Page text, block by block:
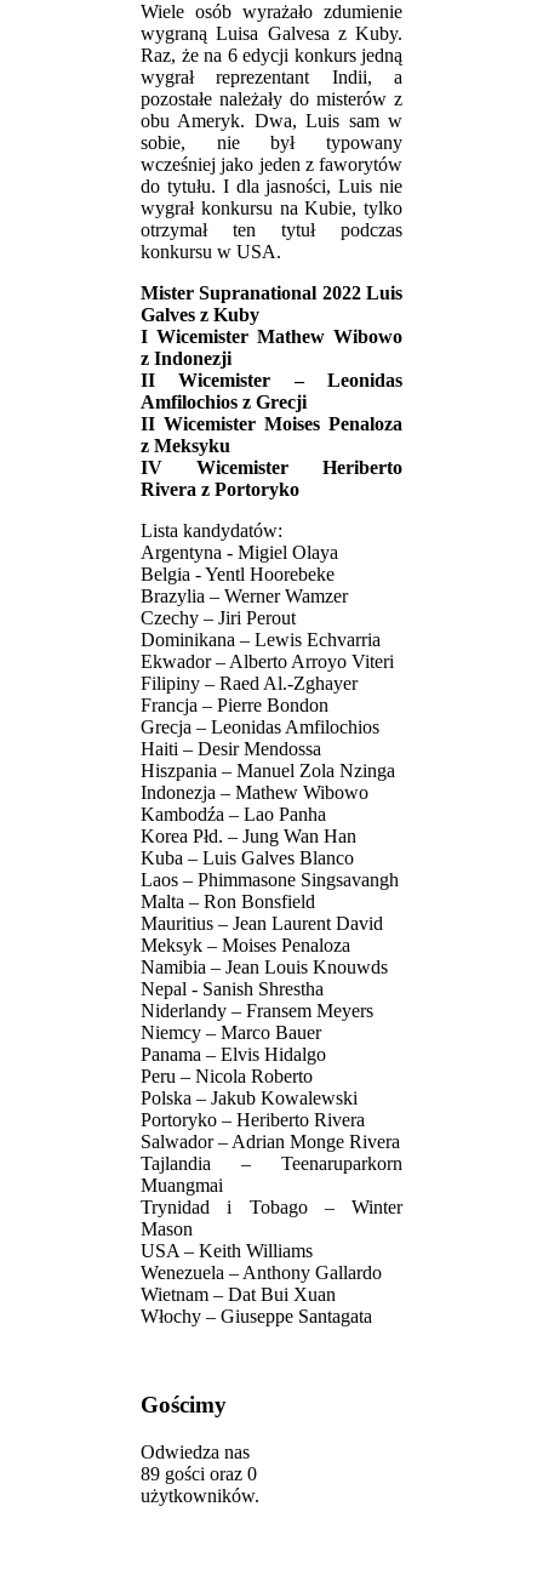
Wiele osób wyrażało zdumienie
wygraną Luisa Galvesa z Kuby.
Raz, że na 6 edycji konkurs jedną
wygrał reprezentant Indii, a
pozostałe należały do misterów z
obu Ameryk. Dwa, Luis sam w
sobie, nie był typowany
wcześniej jako jeden z faworytów
do tytułu. I dla jasności, Luis nie
wygrał konkursu na Kubie, tylko
otrzymał ten tytuł podczas
konkursu w USA.
Mister Supranational 2022 Luis
Galves z Kuby
I Wicemister Mathew Wibowo
z Indonezji
II Wicemister – Leonidas
Amfilochios z Grecji
II Wicemister Moises Penaloza
z Meksyku
IV Wicemister Heriberto
Rivera z Portoryko
Lista kandydatów:
Argentyna - Migiel Olaya
Belgia - Yentl Hoorebeke
Brazylia – Werner Wamzer
Czechy – Jiri Perout
Dominikana – Lewis Echvarria
Ekwador – Alberto Arroyo Viteri
Filipiny – Raed Al.-Zghayer
Francja – Pierre Bondon
Grecja – Leonidas Amfilochios
Haiti – Desir Mendossa
Hiszpania – Manuel Zola Nzinga
Indonezja – Mathew Wibowo
Kambodźa – Lao Panha
Korea Płd. – Jung Wan Han
Kuba – Luis Galves Blanco
Laos – Phimmasone Singsavangh
Malta – Ron Bonsfield
Mauritius – Jean Laurent David
Meksyk – Moises Penaloza
Namibia – Jean Louis Knouwds
Nepal - Sanish Shrestha
Niderlandy – Fransem Meyers
Niemcy – Marco Bauer
Panama – Elvis Hidalgo
Peru – Nicola Roberto
Polska – Jakub Kowalewski
Portoryko – Heriberto Rivera
Salwador – Adrian Monge Rivera
Tajlandia – Teenaruparkorn
Muangmai
Trynidad i Tobago – Winter
Mason
USA – Keith Williams
Wenezuela – Anthony Gallardo
Wietnam – Dat Bui Xuan
Włochy – Giuseppe Santagata
Gościmy
Odwiedza nas
89 gości oraz 0
użytkowników.